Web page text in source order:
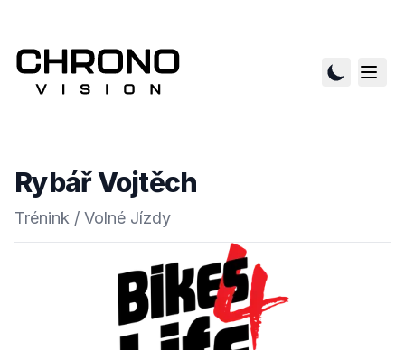
Rybář Vojtěch
Trénink / Volné Jízdy